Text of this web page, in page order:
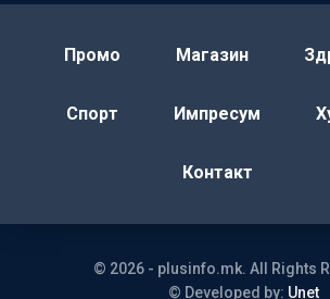
Промо Магазин
Спорт Импресум
Контакт
© 2026 - plusinfo.mk. All Rights
© Developed by: Unet